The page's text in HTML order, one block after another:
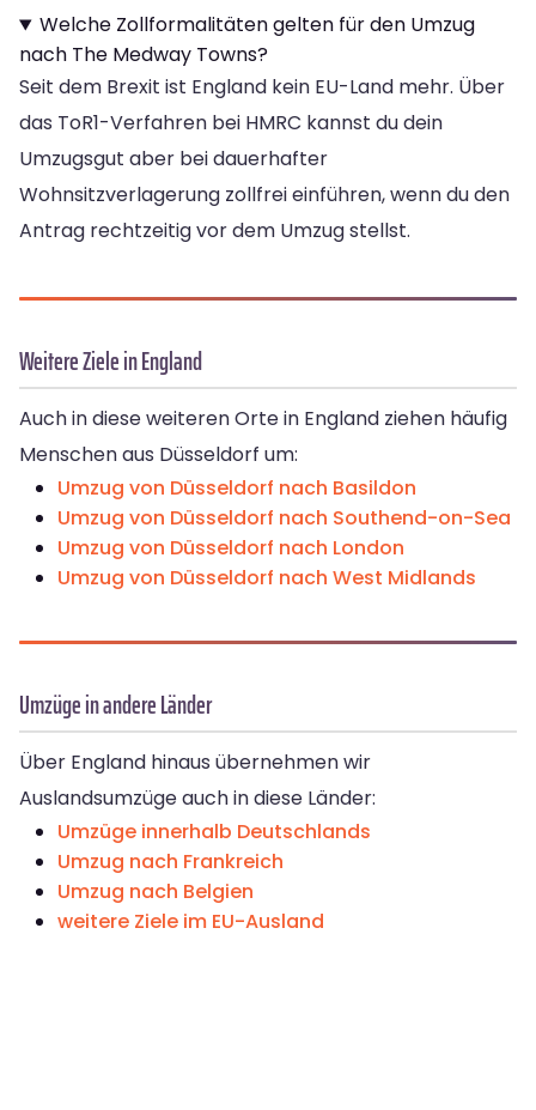
Welche Zollformalitäten gelten für den Umzug
nach The Medway Towns?
Seit dem Brexit ist England kein EU-Land mehr. Über
das ToR1-Verfahren bei HMRC kannst du dein
Umzugsgut aber bei dauerhafter
Wohnsitzverlagerung zollfrei einführen, wenn du den
Antrag rechtzeitig vor dem Umzug stellst.
Weitere Ziele in England
Auch in diese weiteren Orte in England ziehen häufig
Menschen aus Düsseldorf um:
Umzug von Düsseldorf nach Basildon
Umzug von Düsseldorf nach Southend-on-Sea
Umzug von Düsseldorf nach London
Umzug von Düsseldorf nach West Midlands
Umzüge in andere Länder
Über England hinaus übernehmen wir
Auslandsumzüge auch in diese Länder:
Umzüge innerhalb Deutschlands
Umzug nach Frankreich
Umzug nach Belgien
weitere Ziele im EU-Ausland